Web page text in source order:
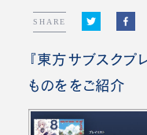
SHARE
『東方サブスクプ
ものををご紹介